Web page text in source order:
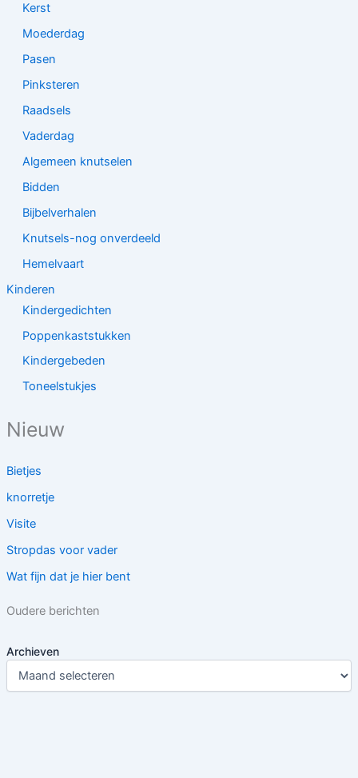
Kerst
Moederdag
Pasen
Pinksteren
Raadsels
Vaderdag
Algemeen knutselen
Bidden
Bijbelverhalen
Knutsels-nog onverdeeld
Hemelvaart
Kinderen
Kindergedichten
Poppenkaststukken
Kindergebeden
Toneelstukjes
Nieuw
Bietjes
knorretje
Visite
Stropdas voor vader
Wat fijn dat je hier bent
Oudere berichten
Archieven